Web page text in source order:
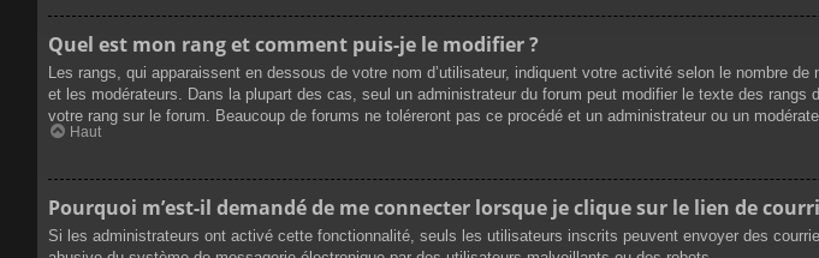
Quel est mon rang et comment puis-je le modifier ?
Les rangs, qui apparaissent en dessous de votre nom d’utilisateur, indiquent votre activité selon le nombre
et les modérateurs. Dans la plupart des cas, seul un administrateur du forum peut modifier le texte des
votre rang sur le forum. Beaucoup de forums ne toléreront pas ce procédé et un administrateur ou un
Haut
Pourquoi m’est-il demandé de me connecter lorsque je clique sur le lien de
Si les administrateurs ont activé cette fonctionnalité, seuls les utilisateurs inscrits peuvent envoyer des